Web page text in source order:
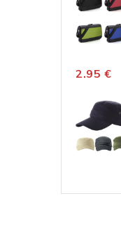
2.95 €